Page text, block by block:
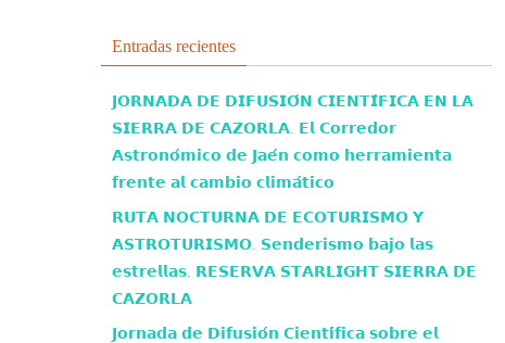
Entradas recientes
𝗝𝗢𝗥𝗡𝗔𝗗𝗔 𝗗𝗘 𝗗𝗜𝗙𝗨𝗦𝗜𝗢́𝗡 𝗖𝗜𝗘𝗡𝗧𝗜́𝗙𝗜𝗖𝗔 𝗘𝗡 𝗟𝗔
𝗦𝗜𝗘𝗥𝗥𝗔 𝗗𝗘 𝗖𝗔𝗭𝗢𝗥𝗟𝗔. 𝗘𝗹 𝗖𝗼𝗿𝗿𝗲𝗱𝗼𝗿
𝗔𝘀𝘁𝗿𝗼𝗻𝗼́𝗺𝗶𝗰𝗼 𝗱𝗲 𝗝𝗮𝗲́𝗻 𝗰𝗼𝗺𝗼 𝗵𝗲𝗿𝗿𝗮𝗺𝗶𝗲𝗻𝘁𝗮
𝗳𝗿𝗲𝗻𝘁𝗲 𝗮𝗹 𝗰𝗮𝗺𝗯𝗶𝗼 𝗰𝗹𝗶𝗺𝗮́𝘁𝗶𝗰𝗼
𝗥𝗨𝗧𝗔 𝗡𝗢𝗖𝗧𝗨𝗥𝗡𝗔 𝗗𝗘 𝗘𝗖𝗢𝗧𝗨𝗥𝗜𝗦𝗠𝗢 𝗬
𝗔𝗦𝗧𝗥𝗢𝗧𝗨𝗥𝗜𝗦𝗠𝗢. 𝗦𝗲𝗻𝗱𝗲𝗿𝗶𝘀𝗺𝗼 𝗯𝗮𝗷𝗼 𝗹𝗮𝘀
𝗲𝘀𝘁𝗿𝗲𝗹𝗹𝗮𝘀. 𝗥𝗘𝗦𝗘𝗥𝗩𝗔 𝗦𝗧𝗔𝗥𝗟𝗜𝗚𝗛𝗧 𝗦𝗜𝗘𝗥𝗥𝗔 𝗗𝗘
𝗖𝗔𝗭𝗢𝗥𝗟𝗔
𝗝𝗼𝗿𝗻𝗮𝗱𝗮 𝗱𝗲 𝗗𝗶𝗳𝘂𝘀𝗶𝗼́𝗻 𝗖𝗶𝗲𝗻𝘁𝗶́𝗳𝗶𝗰𝗮 𝘀𝗼𝗯𝗿𝗲 𝗲𝗹